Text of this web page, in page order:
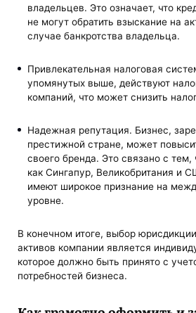
владельцев. Это означает, что
не могут обратить взыскание на
случае банкротства владельца.
Привлекательная налоговая
упомянутых выше, действуют
компаний, что может снизить
Надежная репутация. Бизнес,
престижной стране, может
своего бренда. Это связано с тем,
как Сингапур, Великобритания и
имеют широкое признание на
уровне.
В конечном итоге, выбор
активов компании является
которое должно быть принято с
потребностей бизнеса.